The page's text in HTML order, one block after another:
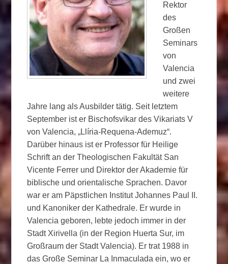
Rektor
des
Großen
Seminars
von
Valencia
und zwei
weitere
Jahre lang als Ausbilder tätig. Seit letztem
September ist er Bischofsvikar des Vikariats V
von Valencia, „Llíria-Requena-Ademuz“.
Darüber hinaus ist er Professor für Heilige
Schrift an der Theologischen Fakultät San
Vicente Ferrer und Direktor der Akademie für
biblische und orientalische Sprachen. Davor
war er am Päpstlichen Institut Johannes Paul II.
und Kanoniker der Kathedrale. Er wurde in
Valencia geboren, lebte jedoch immer in der
Stadt Xirivella (in der Region Huerta Sur, im
Großraum der Stadt Valencia). Er trat 1988 in
das Große Seminar La Inmaculada ein, wo er